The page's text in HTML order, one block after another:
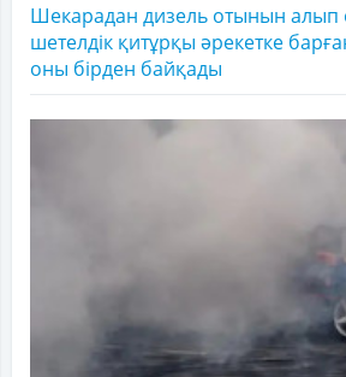
Шекарадан дизель отынын алып
шетелдік қитұрқы әрекетке
оны бірден байқады